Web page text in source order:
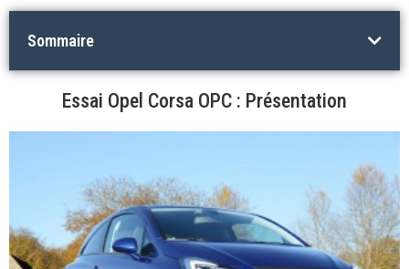
Sommaire
Essai Opel Corsa OPC : Présentation